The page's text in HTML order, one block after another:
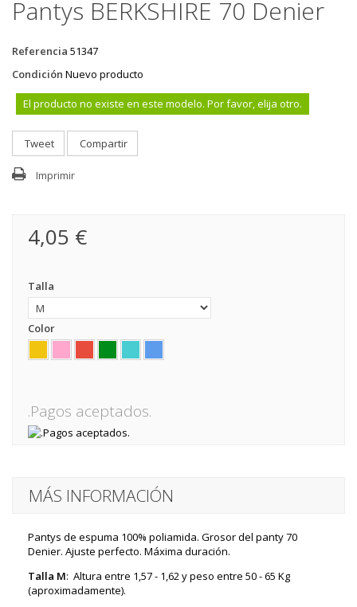
Pantys BERKSHIRE 70 Denier
Referencia 51347
Condición Nuevo producto
El producto no existe en este modelo. Por favor, elija otro.
Tweet Compartir
Imprimir
4,05 €
Talla
Color
.Pagos aceptados.
MÁS INFORMACIÓN
Pantys de espuma 100% poliamida. Grosor del panty 70
Denier. Ajuste perfecto. Máxima duración.
Talla M: Altura entre 1,57 - 1,62 y peso entre 50 - 65 Kg
(aproximadamente).